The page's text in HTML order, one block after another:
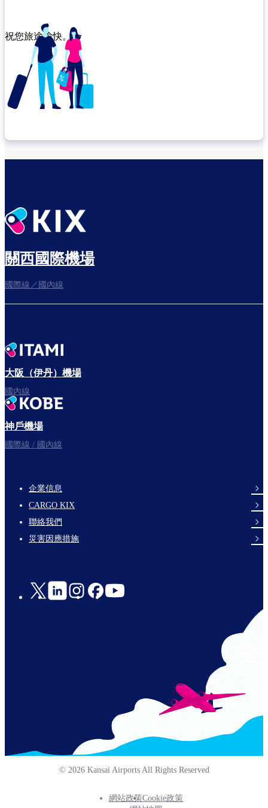
祝您旅途愉快。
出發啦！
祝您旅途愉快。
關西國際機場
國際線／國內線
大阪（伊丹）機場
國內線
神戶機場
國際線 / 國內線
footer-
links-
en-
企業信息
CARGO KIX
聯絡我們
災害因應措施
Social
© 2026 Kansai Airports All Rights Reserved
Footer
網站政策Cookie政策